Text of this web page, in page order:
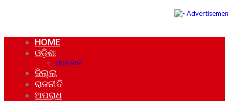
HOME
ଓଡ଼ିଶା
ମହାନଗର
ଜିଲ୍ଲା
ରାଜନୀତି
ଅପରାଧ